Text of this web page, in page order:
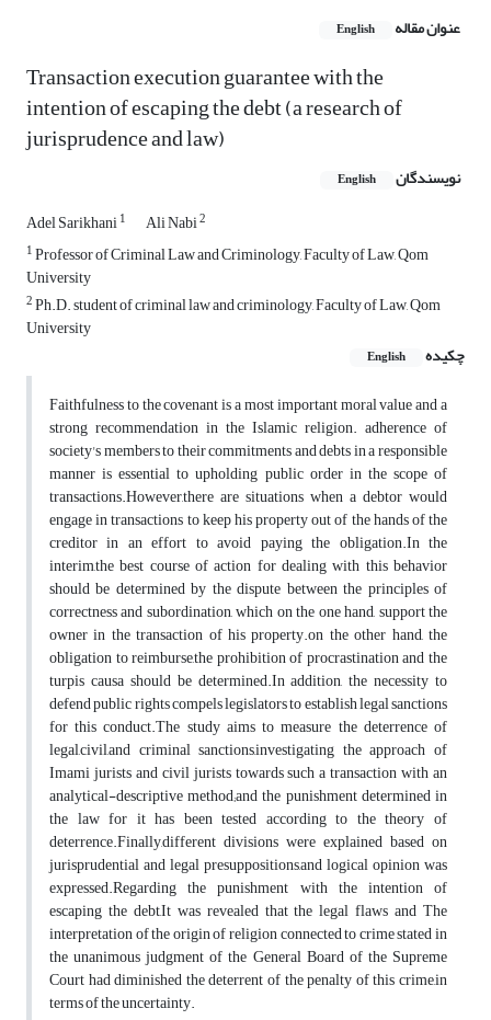
عنوان مقاله English
Transaction execution guarantee with the
intention of escaping the debt (a research of
jurisprudence and law)
نویسندگان English
Adel Sarikhani1 Ali Nabi2
1Professor of Criminal Law and Criminology, Faculty of Law, Qom
University
2Ph.D. student of criminal law and criminology, Faculty of Law, Qom
University
چکیده
English
Faithfulness to the covenant is a most important moral value and a
strong recommendation in the Islamic religion. adherence of
society's members to their commitments and debts in a responsible
manner is essential to upholding public order in the scope of
transactions.However,there are situations when a debtor would
engage in transactions to keep his property out of the hands of the
creditor in an effort to avoid paying the obligation.In the
interim,the best course of action for dealing with this behavior
should be determined by the dispute between the principles of
correctness and subordination, which on the one hand, support the
owner in the transaction of his property.on the other hand, the
obligation to reimburse,the prohibition of procrastination and the
turpis causa should be determined.In addition, the necessity to
defend public rights compels legislators to establish legal sanctions
for this conduct.The study aims to measure the deterrence of
legal,civil,and criminal sanctions,investigating the approach of
Imami jurists and civil jurists towards such a transaction with an
analytical-descriptive method;and the punishment determined in
the law for it has been tested according to the theory of
deterrence.Finally,different divisions were explained based on
jurisprudential and legal presuppositions,and logical opinion was
expressed.Regarding the punishment with the intention of
escaping the debt,It was revealed that the legal flaws and The
interpretation of the origin of religion connected to crime stated in
the unanimous judgment of the General Board of the Supreme
Court had diminished the deterrent of the penalty of this crime,in
terms of the uncertainty.